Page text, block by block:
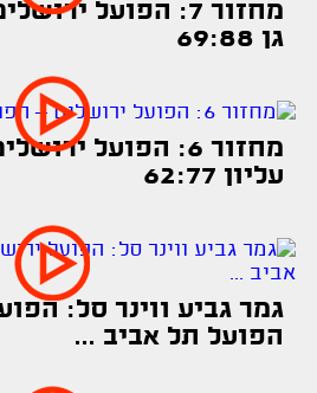
מחזור 7: הפועל
גן 69:88
מחזור 6: הפועל
עליון 62:77
גמר גביע ווינר סל:
הפועל תל אביב ...